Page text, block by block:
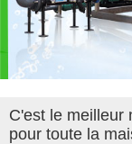
C'est le meilleur
pour toute la